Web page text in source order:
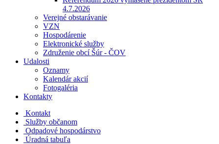
4.7.2026
Verejné obstarávanie
VZN
Hospodárenie
Elektronické služby
Združenie obcí Šúr - ČOV
Udalosti
Oznamy
Kalendár akcií
Fotogaléria
Kontakty
Kontakt
Služby občanom
Odpadové hospodárstvo
Úradná tabuľa